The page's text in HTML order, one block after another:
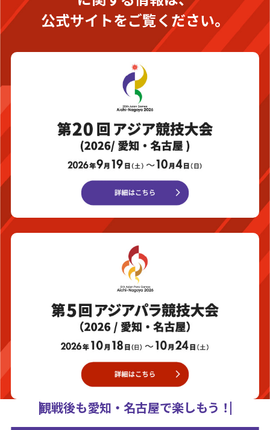
公式サイトをご覧ください。
観戦後も愛知・名古屋で楽しもう！